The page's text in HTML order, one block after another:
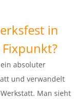
in
absoluter
und verwandelt
Man sieht